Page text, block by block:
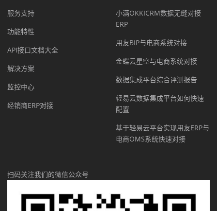
服务支持
功能特性
API接口文档大全
解决方案
监控中心
经销商ERP对接
小满OKKICRM数据无缝对接
ERP
用友BIP与电商系统对接
金蝶云星空与电商系统对接
数据集成平台综合评测报告
轻易云数据集成平台如何快速
配置
基于轻易云平台实现用友ERP与
电商OMS系统快速对接
扫码关注我们的微信公众号